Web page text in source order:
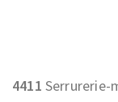
4411 Serrurerie-